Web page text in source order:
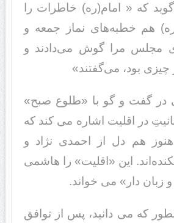
که « امام(ره) خاطرات را
هم خطبه‌های نماز جمعه و
مجلس مرا گوش می‌د‌‌اد‌‌ند‌‌ و
چیزی بود‌‌، می‌گفتند‌‌»
د‌‌ر گفت و گو با «طلوع صبح»
د‌‌ر اقلیت اشاره می کند‌‌ که
هم د‌‌ل از احمد‌‌ی نژاد‌‌ و
این «اقلیت» را هاشمی
و زبان د‌‌ار» می خواند‌‌.
که می د‌‌انید‌‌، پس از توافق